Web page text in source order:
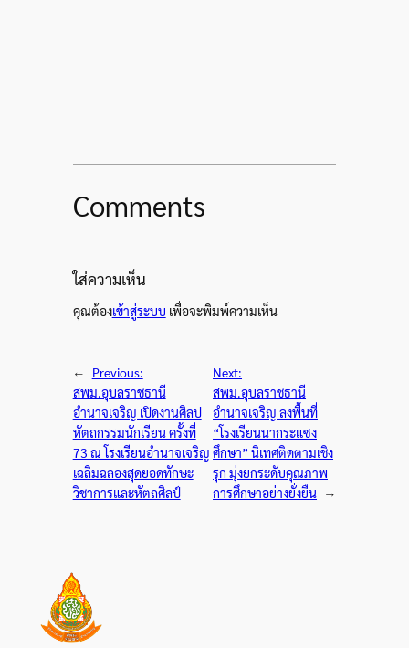
Comments
ใส่ความเห็น
คุณต้องเข้าสู่ระบบ เพื่อจะพิมพ์ความเห็น
←
Previous:
สพม.อุบลราชธานี
อำนาจเจริญ เปิดงานศิลป
หัตถกรรมนักเรียน ครั้งที่
73 ณ โรงเรียนอำนาจเจริญ
เฉลิมฉลองสุดยอดทักษะ
วิชาการและหัตถศิลป์
Next:
สพม.อุบลราชธานี
อำนาจเจริญ ลงพื้นที่
“โรงเรียนนากระแซง
ศึกษา” นิเทศติดตามเชิง
รุก มุ่งยกระดับคุณภาพ
การศึกษาอย่างยั่งยืน →